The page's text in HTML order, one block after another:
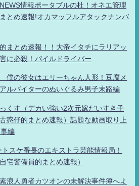
情報ポータブルの杜！オネエ管理
とめ速報!オカマッフルアタックナンバ
まとめ速報！！大帝イタチにラリアッ
に必殺！パイルドライバー
僕の彼女はエリーちゃん人形！豆腐メ
ルバイターのぬいぐるみ男子末路編
くす（デカい強い2次元嫁だいすき子
惑仔的まとめ速報）話題な動画取り上
編
スケ番長のエキストラ芸能情報局！
宅警備員的まとめ速報）
浪人勇者カツオンの未解決事件簿へよ